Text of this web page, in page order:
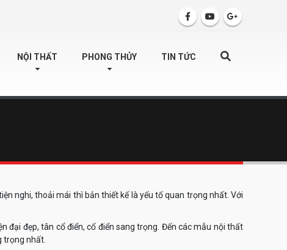
NỘI THẤT PHONG THỦY TIN TỨC
nghi, thoải mái thì bản thiết kế là yếu tố quan trọng nhất. Với
đại đẹp, tân cổ điển, cổ điển sang trọng. Đến các mẫu nội thất
trọng nhất.